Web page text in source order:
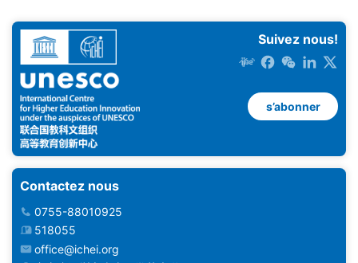
Suivez nous!
s’abonner
Contactez nous
0755-88010925
518055
office@ichei.org